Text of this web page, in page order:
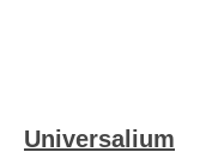
Universalium